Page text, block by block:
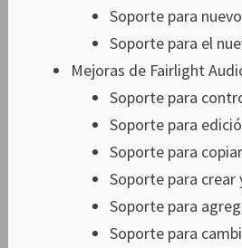
Soporte para
Soporte para el
Mejoras de Fairlight
Soporte para
Soporte para
Soporte para
Soporte para crear
Soporte para
Soporte para